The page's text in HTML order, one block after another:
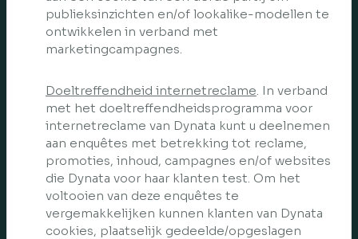
publieksinzichten en/of lookalike-modellen te
ontwikkelen in verband met
marketingcampagnes.
Doeltreffendheid internetreclame. In verband
met het doeltreffendheidsprogramma voor
internetreclame van Dynata kunt u deelnemen
aan enquêtes met betrekking tot reclame,
promoties, inhoud, campagnes en/of websites
die Dynata voor haar klanten test. Om het
voltooien van deze enquêtes te
vergemakkelijken kunnen klanten van Dynata
cookies, plaatselijk gedeelde/opgeslagen